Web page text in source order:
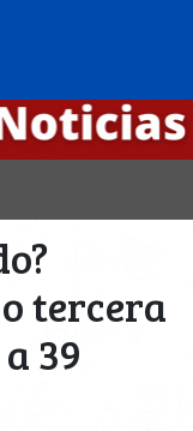
tercera
39